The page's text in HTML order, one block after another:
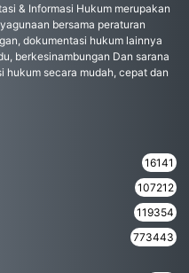
& Informasi Hukum merupakan
bersama peraturan
dokumentasi hukum lainnya
berkesinambungan Dan sarana
hukum secara mudah, cepat dan
16141
107212
119354
773443